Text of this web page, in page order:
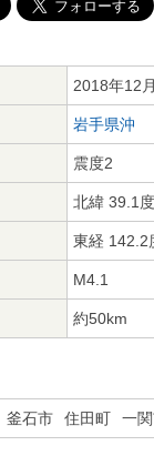
2018年12
岩手県沖
震度2
北緯 39.1度
東経 142.2
M4.1
約50km
釜石市 住田町 一